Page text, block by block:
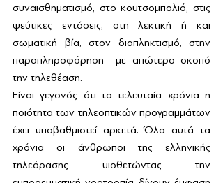
συναισθηματισμό, στο κουτσομπολιό, στις
ψεύτικες εντάσεις, στη λεκτική ή και
σωματική βία, στον διαπληκτισμό, στην
παραπληροφόρηση  με απώτερο σκοπό
την τηλεθέαση.
Είναι γεγονός ότι τα τελευταία χρόνια η
ποιότητα των τηλεοπτικών προγραμμάτων
έχει υποβαθμιστεί αρκετά. Όλα αυτά τα
χρόνια οι άνθρωποι της ελληνικής
τηλεόρασης υιοθετώντας την